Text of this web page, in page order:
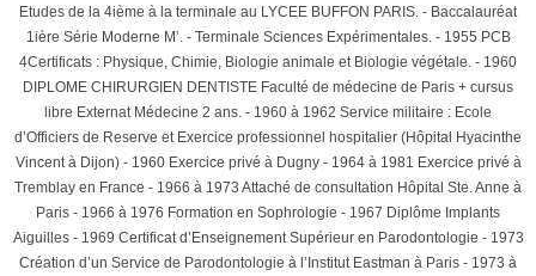
Etudes de la 4ième à la terminale au LYCEE BUFFON PARIS. - Baccalauréat
1ière Série Moderne M’. - Terminale Sciences Expérimentales. - 1955 PCB
4Certificats : Physique, Chimie, Biologie animale et Biologie végétale. - 1960
DIPLOME CHIRURGIEN DENTISTE Faculté de médecine de Paris + cursus
libre Externat Médecine 2 ans. - 1960 à 1962 Service militaire : Ecole
d’Officiers de Reserve et Exercice professionnel hospitalier (Hôpital Hyacinthe
Vincent à Dijon) - 1960 Exercice privé à Dugny - 1964 à 1981 Exercice privé à
Tremblay en France - 1966 à 1973 Attaché de consultation Hôpital Ste. Anne à
Paris - 1966 à 1976 Formation en Sophrologie - 1967 Diplôme Implants
Aiguilles - 1969 Certificat d’Enseignement Supérieur en Parodontologie - 1973
Création d’un Service de Parodontologie à l’Institut Eastman à Paris - 1973 à